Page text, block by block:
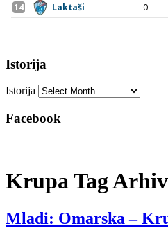
Istorija
Istorija
Facebook
Krupa Tag
Mladi: Omarska –